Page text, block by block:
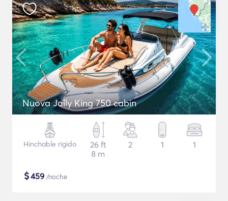
Nuova Jolly King 750 cabin
Hinchable rígido
26 ft
8 m
2 1 1
$459 /noche